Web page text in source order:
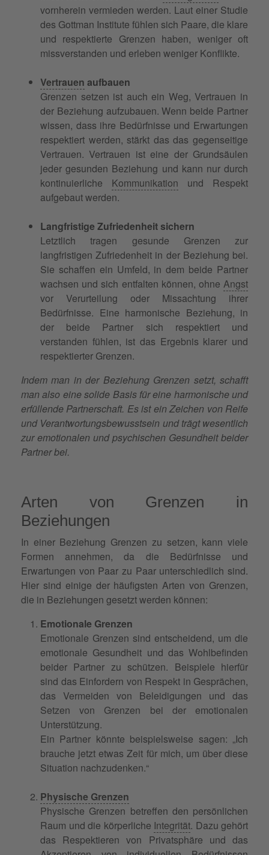
vornherein vermieden werden. Laut einer Studie
des Gottman Institute fühlen sich Paare, die klare
und respektierte Grenzen haben, weniger oft
missverstanden und erleben weniger Konflikte.
Vertrauen aufbauen
Grenzen setzen ist auch ein Weg, Vertrauen in
der Beziehung aufzubauen. Wenn beide Partner
wissen, dass ihre Bedürfnisse und Erwartungen
respektiert werden, stärkt das das gegenseitige
Vertrauen. Vertrauen ist eine der Grundsäulen
jeder gesunden Beziehung und kann nur durch
kontinuierliche Kommunikation und Respekt
aufgebaut werden.
Langfristige Zufriedenheit sichern
Letztlich tragen gesunde Grenzen zur
langfristigen Zufriedenheit in der Beziehung bei.
Sie schaffen ein Umfeld, in dem beide Partner
wachsen und sich entfalten können, ohne Angst
vor Verurteilung oder Missachtung ihrer
Bedürfnisse. Eine harmonische Beziehung, in
der beide Partner sich respektiert und
verstanden fühlen, ist das Ergebnis klarer und
respektierter Grenzen.
Indem man in der Beziehung Grenzen setzt, schafft
man also eine solide Basis für eine harmonische und
erfüllende Partnerschaft. Es ist ein Zeichen von Reife
und Verantwortungsbewusstsein und trägt wesentlich
zur emotionalen und psychischen Gesundheit beider
Partner bei.
Arten von Grenzen in
Beziehungen
In einer Beziehung Grenzen zu setzen, kann viele
Formen annehmen, da die Bedürfnisse und
Erwartungen von Paar zu Paar unterschiedlich sind.
Hier sind einige der häufigsten Arten von Grenzen,
die in Beziehungen gesetzt werden können:
Emotionale Grenzen
Emotionale Grenzen sind entscheidend, um die
emotionale Gesundheit und das Wohlbefinden
beider Partner zu schützen. Beispiele hierfür
sind das Einfordern von Respekt in Gesprächen,
das Vermeiden von Beleidigungen und das
Setzen von Grenzen bei der emotionalen
Unterstützung.
Ein Partner könnte beispielsweise sagen: „Ich
brauche jetzt etwas Zeit für mich, um über diese
Situation nachzudenken.“
Physische Grenzen
Physische Grenzen betreffen den persönlichen
Raum und die körperliche Integrität. Dazu gehört
das Respektieren von Privatsphäre und das